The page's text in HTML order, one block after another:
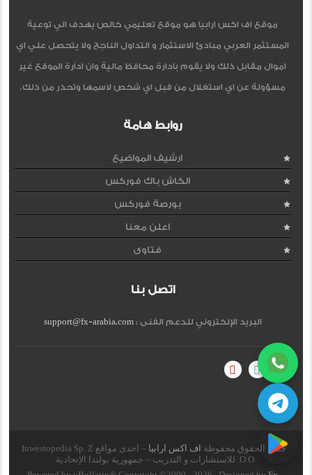
موقع اف اكس ارابيا هو موقع تعليمي خالص يهدف الي توعية
المستثمر العربي مبادئ الاستثمار و التداول الناجح ولا يتحصل علي اي
اموال مقابل ذلك ولا يقوم بادارة محافظ مالية وان ادارة الموقع غير
مسؤولة عن اي استغلال من قبل اي شخص لاسمها وتحذر من ذلك.
روابط هامة
ارشيف المواضيع
الكاش باك فوركس
بورصة فوركس
اعلن معنا
فتاوى
اتصل بنا
البريد الإلكتروني للدعم الفنى :support@fx-arabia.com
جميع الحقوق محفوظة اف اكس ارابيا
– احدى مواقع Inwestopedia Sp. Z
O.O. للاستشارات و التدريب – جمهورية بولندا الإتحادية.